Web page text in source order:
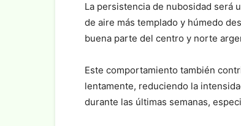
La persistencia de nubosidad será
de aire más templado y húmedo
buena parte del centro y norte
Este comportamiento también
lentamente, reduciendo la
durante las últimas semanas,